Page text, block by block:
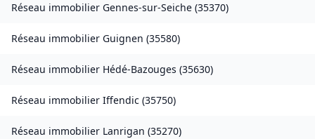
Réseau immobilier Gennes-sur-Seiche (35370)
Réseau immobilier Guignen (35580)
Réseau immobilier Hédé-Bazouges (35630)
Réseau immobilier Iffendic (35750)
Réseau immobilier Lanrigan (35270)